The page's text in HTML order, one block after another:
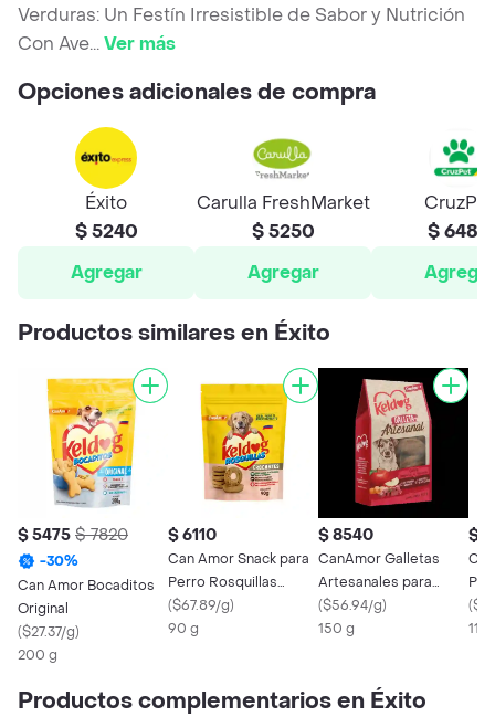
Verduras: Un Festín Irresistible de Sabor y Nutrición
Con Ave...Ver más
Opciones adicionales de compra
Éxito
$ 5240
Agregar
Carulla FreshMarket
$ 5250
Agregar
CruzPet
$ 6480
Agregar
Productos similares en Éxito
$ 5475 $ 7820
-30%
Can Amor Bocaditos
Original
($27.37/g)
200 g
$ 6110
Can Amor Snack para
Perro Rosquillas
Crocantes Crick Can
($67.89/g)
90 g
$ 8540
CanAmor Galletas
Artesanales para
Perros de Todas las
Razas
($56.94/g)
150 g
$
Por
(
110
Productos complementarios en Éxito